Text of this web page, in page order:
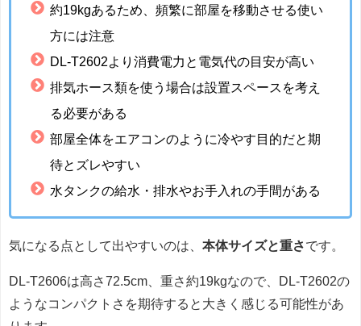
約19kgあるため、頻繁に部屋を移動させる使い
方には注意
DL-T2602より消費電力と電気代の目安が高い
排気ホース類を使う場合は設置スペースを考え
る必要がある
部屋全体をエアコンのように冷やす目的だと期
待とズレやすい
水タンクの給水・排水やお手入れの手間がある
気になる点として出やすいのは、 本体サイズと重さです。
DL-T2606は高さ72.5cm、重さ約19kgなので、DL-T2602の
ようなコンパクトさを期待すると大きく感じる可能性があ